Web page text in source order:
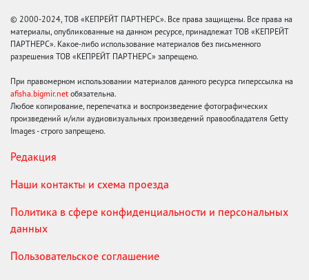
© 2000-2024, ТОВ «КЕПРЕЙТ ПАРТНЕРС». Все права защищены. Все права на
материалы, опубликованные на данном ресурсе, принадлежат ТОВ «КЕПРЕЙТ
ПАРТНЕРС». Какое-либо использование материалов без письменного
разрешения ТОВ «КЕПРЕЙТ ПАРТНЕРС» запрещено.
При правомерном использовании материалов данного ресурса гиперссылка на
afisha.bigmir.net обязательна.
Любое копирование, перепечатка и воспроизведение фотографических
произведений и/или аудиовизуальных произведений правообладателя Getty
Images - строго запрещено.
Редакция
Наши контакты и схема проезда
Политика в сфере конфиденциальности и персональных
данных
Пользовательское соглашение